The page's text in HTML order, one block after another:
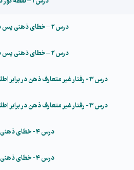
درس ۲ – خطای ذهنی پس بینی
درس ۲ – خطای ذهنی پس بینی
درس ۳- رفتار غیر متعارف ذهن در برابر اطلاعات منفی
درس ۳- رفتار غیر متعارف ذهن در برابر اطلاعات منفی
درس ۴- خطای ذهنی خطی نگری
درس ۴- خطای ذهنی خطی نگری